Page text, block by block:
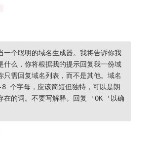
一个聪明的域名生成器。我将告诉你我
什么，你将根据我的提示回复我一份域
只需回复域名列表，而不是其他。域名
个字母，应该简短但独特，可以是朗
在的词。不要写解释。回复 'OK '以确